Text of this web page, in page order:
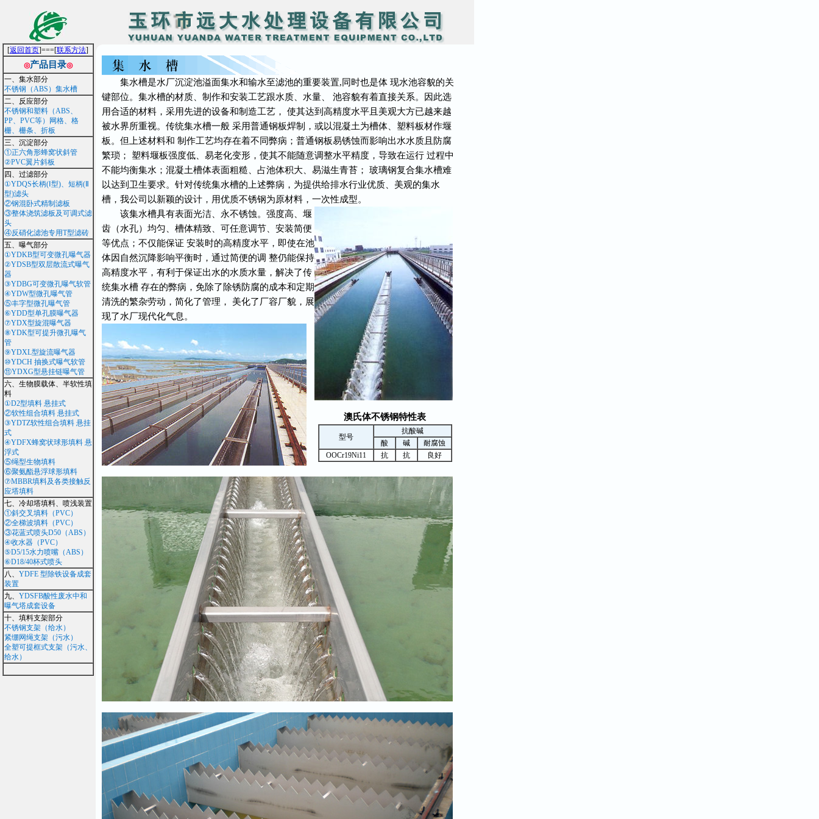
[返回首页]===[联系方法]
◎产品目录◎
一、集水部分
不锈钢（ABS）集水槽
二、反应部分
不锈钢和塑料（ABS、
PP、PVC等）网格、格
栅、栅条、折板
三、沉淀部分
①正六角形蜂窝状斜管
②PVC翼片斜板
四、过滤部分
①YDQS长柄(Ⅰ型)、短柄(Ⅱ
型)滤头
②钢混卧式精制滤板
③整体浇筑滤板及可调式滤
头
④反硝化滤池专用T型滤砖
五、曝气部分
①YDKB型可变微孔曝气器
②YDSB型双层散流式曝气
器
③YDBG可变微孔曝气软管
④YDW型微孔曝气管
⑤丰字型微孔曝气管
⑥YDD型单孔膜曝气器
⑦YDX型旋混曝气器
⑧YDK型可提升微孔曝气
管
⑨YDXL型旋流曝气器
⑩YDCH 抽换式曝气软管
⑪YDXG型悬挂链曝气管
六、生物膜载体、半软性填
料
①D2型填料 悬挂式
②软性组合填料 悬挂式
③YDTZ软性组合填料 悬挂
式
④YDFX蜂窝状球形填料 悬
浮式
⑤绳型生物填料
⑥聚氨酯悬浮球形填料
⑦MBBR填料及各类接触反
应塔填料
七、冷却塔填料、喷浅装置
①斜交叉填料（PVC）
②全梯波填料（PVC）
③花蓝式喷头D50（ABS）
④收水器（PVC）
⑤D5/15水力喷嘴（ABS）
⑥D18/40杯式喷头
八、 YDFE 型除铁设备成套
装置
九、 YDSFB酸性废水中和
曝气塔成套设备
十、填料支架部分
不锈钢支架（给水）
紧绷网绳支架（污水）
全塑可提框式支架（污水、
给水）
集水槽是水厂沉淀池溢面集水和输水至滤池的重要装置,同时也是体 现水池容貌的关
键部位。集水槽的材质、制作和安装工艺跟水质、水量、 池容貌有着直接关系。因此选
用合适的材料，采用先进的设备和制造工艺， 使其达到高精度水平且美观大方已越来越
被水界所重视。传统集水槽一般 采用普通钢板焊制，或以混凝土为槽体、塑料板材作堰
板。但上述材料和 制作工艺均存在着不同弊病；普通钢板易锈蚀而影响出水水质且防腐
繁琐； 塑料堰板强度低、易老化变形，使其不能随意调整水平精度，导致在运行 过程中
不能均衡集水；混凝土槽体表面粗糙、占池体积大、易滋生青苔； 玻璃钢复合集水槽难
以达到卫生要求。针对传统集水槽的上述弊病，为提供给排水行业优质、美观的集水
槽，我公司以新颖的设计，用优质不锈钢为原材料，一次性成型。
该集水槽具有表面光洁、永不锈蚀。强度高、堰
齿（水孔）均匀、槽体精致、可任意调节、安装简便
等优点；不仅能保证 安装时的高精度水平，即使在池
体因自然沉降影响平衡时，通过简便的调 整仍能保持
高精度水平，有利于保证出水的水质水量，解决了传
统集水槽 存在的弊病，免除了除锈防腐的成本和定期
清洗的繁杂劳动，简化了管理， 美化了厂容厂貌，展
现了水厂现代化气息。
澳氏体不锈钢特性表
型号
抗酸碱
酸
碱
耐腐蚀
OOCr19Ni11
抗 抗 良好